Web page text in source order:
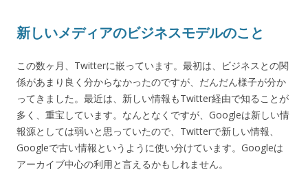
新しいメディアのビジネスモデルのこと
この数ヶ月、Twitterに嵌っています。最初は、ビジネスとの関
係があまり良く分からなかったのですが、だんだん様子が分か
ってきました。最近は、新しい情報もTwitter経由で知ることが
多く、重宝しています。なんとなくですが、Googleは新しい情
報源としては弱いと思っていたので、Twitterで新しい情報、
Googleで古い情報というように使い分けています。Googleは
アーカイブ中心の利用と言えるかもしれません。